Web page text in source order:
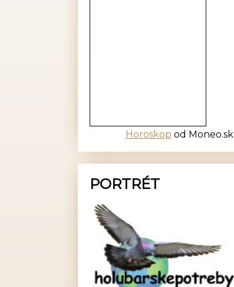
Horoskop od Moneo.sk
PORTRÉT